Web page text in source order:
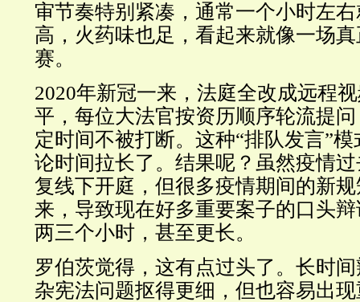
审节奏特别紧凑，通常一个小时左
高，火药味也足，看起来就像一场
赛。
2020年新冠一来，法庭全改成远程
平，每位大法官按资历顺序轮流提
定时间不被打断。这种“排队发言”
论时间拉长了。结果呢？虽然疫情
复线下开庭，但很多疫情期间的新
来，导致现在好多重要案子的口头
两三个小时，甚至更长。
罗伯茨觉得，这有点过头了。长时
杂宪法问题抠得更细，但也容易出